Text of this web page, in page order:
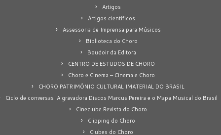
Artigos
Artigos científicos
Assessoria de Imprensa para Músicos
Biblioteca do Choro
Boudoir da Editora
CENTRO DE ESTUDOS DE CHORO
Choro e Cinema – Cinema e Choro
CHORO PATRIMÔNIO CULTURAL IMATERIAL DO BRASIL
Ciclo de conversas 'A gravadora Discos Marcus Pereira e o Mapa Musical do Brasil
Cineclube Revista do Choro
Clipping do Choro
Clubes do Choro